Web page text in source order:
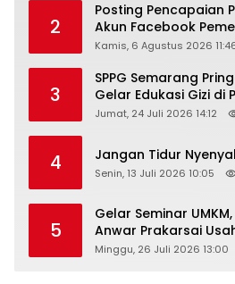
2
Posting Pencapaian
Akun Facebook
Rembang “Dirujak”
Kamis, 6 Agustus 2026
3
SPPG Semarang
Gelar Edukasi Gizi di
Peringati Hari Anak
Jumat, 24 Juli 2026 14:12
4 Jangan Tidur
Senin, 13 Juli 2026 10:05
5
Gelar Seminar
Anwar Prakarsai
di Logung
Minggu, 26 Juli 2026 13:00